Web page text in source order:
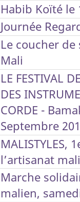
Habib Koïté le
Journée
Le coucher
Mali
LE FESTIVAL
DES
CORDE -
Septembre
MALISTYLES,
l’artisanat
Marche
malien,